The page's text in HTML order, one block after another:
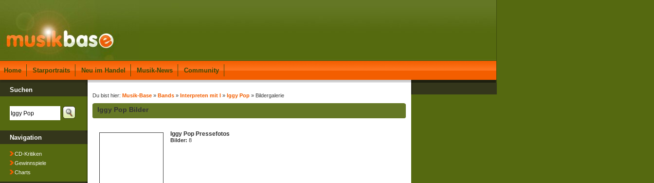
Home Starportraits Neu im Handel Musik-News Community
Suchen
Navigation
CD-Kritiken
Gewinnspiele
Charts
Du bist hier: Musik-Base » Bands » Interpreten mit I » Iggy Pop » Bildergalerie
Iggy Pop Bilder
Iggy Pop Pressefotos
Bilder: 8